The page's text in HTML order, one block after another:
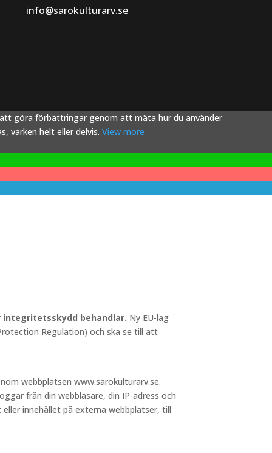
info@sarokulturarv.se
att göra förbättringar genom att mäta hur du använder
varken helt eller delvis. View more
behandlar. Ny EU-lag
Regulation) och ska se till att
webbplatsen www.sarokulturarv.se.
från din webbläsare, din IP-adress och
innehållet på externa webbplatser, till